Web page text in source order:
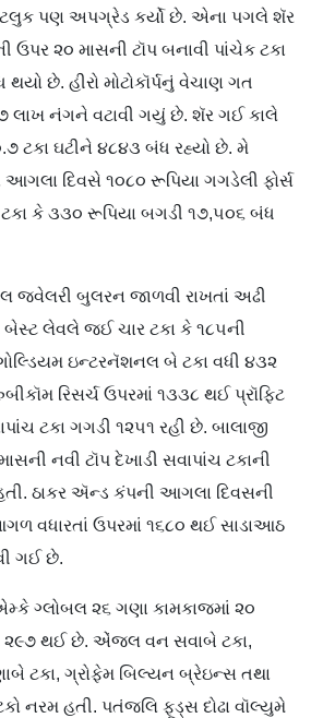
પણ અપગ્રેડ કર્યો છે. એના પગલે શૅર
ઉપર ૨૦ માસની ટૉપ બનાવી પાંચેક ટકા
છે. હીરો મોટોકૉર્પનું વેચાણ ગત
લાખ નંગને વટાવી ગયું છે. શૅર ગઈ કાલે
ટકા ઘટીને ૪૮૪૩ બંધ રહ્યો છે. મે
દિવસે ૧૦૮૦ રૂપિયા ગગડેલી ફોર્સ
ટકા કે ૩૩૦ રૂપિયા બગડી ૧૭,૫૦૬ બંધ
જ્વેલરી બુલરન જાળવી રાખતાં અઢી
બેસ્ટ લેવલે જઈ ચાર ટકા કે ૧૮૫ની
ઇન્ટરનૅશનલ બે ટકા વધી ૪૩૨
રિસર્ચ ઉપરમાં ૧૩૩૮ થઈ પ્રૉફિટ
ટકા ગગડી ૧૨૫૧ રહી છે. બાલાજી
નવી ટૉપ દેખાડી સવાપાંચ ટકાની
ઠાકર ઍન્ડ કંપની આગલા દિવસની
વધારતાં ઉપરમાં ૧૬૮૦ થઈ સાડાઆઠ
ગઈ છે.
ગ્લોબલ ૨૬ ગણા કામકાજમાં ૨૦
૨૯૭ થઈ છે. એંજલ વન સવાબે ટકા,
ટકા, ગ્રોફેમ બિલ્યન બ્રેઇન્સ તથા
નરમ હતી. પતંજલિ ફૂડ્સ દોઢા વૉલ્યુમે